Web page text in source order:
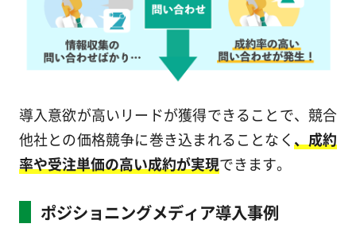
導入意欲が高いリードが獲得できることで、競合
他社との価格競争に巻き込まれることなく 、成約
率や受注単価の高い成約が実現できます。
ポジショニングメディア導入事例